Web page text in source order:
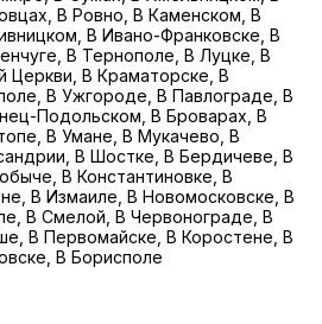
В Ровно, В Каменском, В
В Ивано-Франковске, В
В Тернополе, В Луцке, В
Церкви, В Краматорске, В
В Ужгороде, В Павлограде, В
Подольском, В Броварах, В
В Умане, В Мукачево, В
В Шостке, В Бердичеве, В
В Константиновке, В
В Измаиле, В Новомосковске, В
В Смелой, В Червонограде, В
В Первомайске, В Коростене, В
В Борисполе